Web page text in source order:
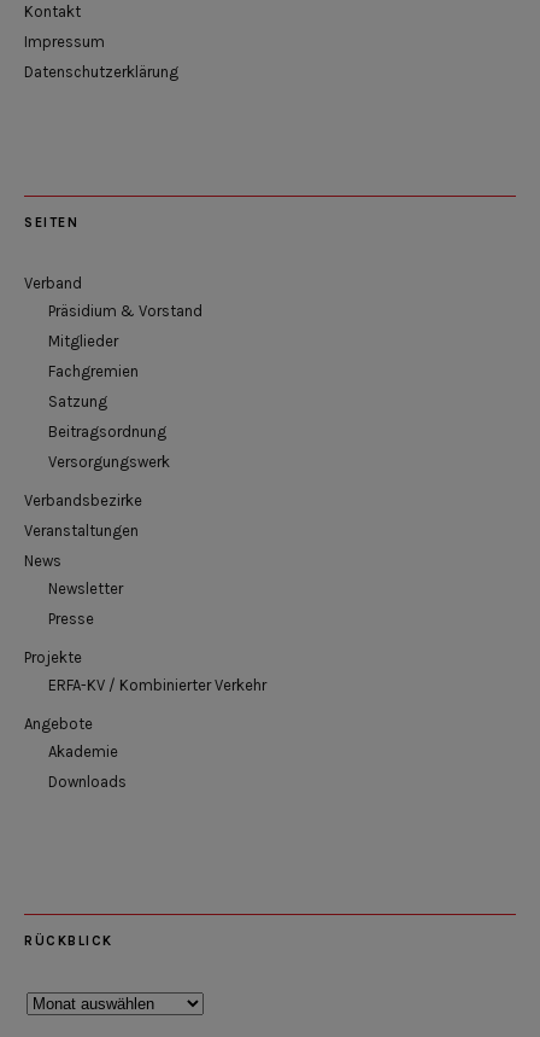
Kontakt
Impressum
Datenschutzerklärung
SEITEN
Verband
Präsidium & Vorstand
Mitglieder
Fachgremien
Satzung
Beitragsordnung
Versorgungswerk
Verbandsbezirke
Veranstaltungen
News
Newsletter
Presse
Projekte
ERFA-KV / Kombinierter Verkehr
Angebote
Akademie
Downloads
RÜCKBLICK
Rückblick